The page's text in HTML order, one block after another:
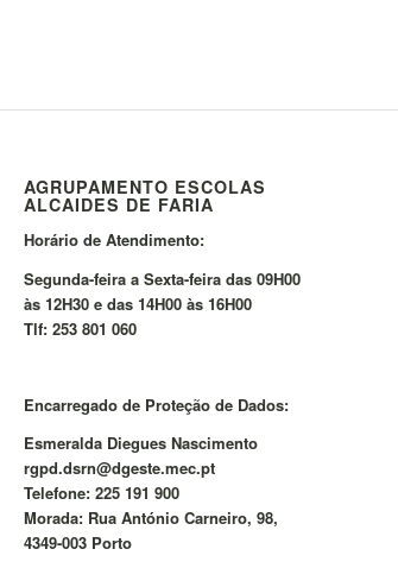
AGRUPAMENTO ESCOLAS
ALCAIDES DE FARIA
Horário de Atendimento:
Segunda-feira a Sexta-feira das 09H00
às 12H30 e das 14H00 às 16H00
Tlf: 253 801 060
Encarregado de Proteção de Dados:
Esmeralda Diegues Nascimento
rgpd.dsrn@dgeste.mec.pt
Telefone: 225 191 900
Morada: Rua António Carneiro, 98,
4349-003 Porto